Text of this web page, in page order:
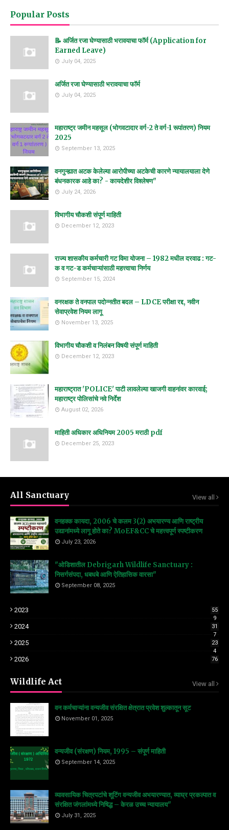
Popular Posts
📝 अर्जित रजा घेण्यासाठी भरावयाचा फॉर्म (Application for
Earned Leave)
July 04, 2025
अर्जित रजा घेण्यासाठी भरावयाचा फॉर्म
July 04, 2025
महाराष्ट्र जमीन महसूल (भोगवटादार वर्ग-2 ते वर्ग-1 रूपांतरण) नियम
2025
September 13, 2025
वनगुन्ह्यात अटक केलेल्या आरोपीच्या अटकेची कारणे न्यायालयाला देणे
बंधनकारक आहे का? - कायदेशीर विश्लेषण"
July 24, 2026
विभागीय चौकशी संपूर्ण माहिती
December 12, 2023
राज्य शासकीय कर्मचारी गट विमा योजना – 1982 मधील दरवाढ : गट-
क व गट-ड कर्मचाऱ्यांसाठी महत्त्वाचा निर्णय
September 15, 2024
वनरक्षक ते वनपाल पदोन्नतीत बदल – LDCE परीक्षा रद्द, नवीन
सेवाप्रवेश नियम लागू
November 13, 2025
विभागीय चौकशी व निलंबन विषयी संपूर्ण माहिती
December 12, 2023
महाराष्ट्रात 'POLICE' पाटी लावलेल्या खाजगी वाहनांवर कारवाई;
महाराष्ट्र पोलिसांचे नवे निर्देश
August 02, 2026
माहिती अधिकार अधिनियम 2005 मराठी pdf
December 25, 2023
All Sanctuary View all
वनहक्क कायदा, 2006 चे कलम 3(2) अभयारण्य आणि राष्ट्रीय
उद्यानांमध्ये लागू होते का? MoEF&CC चे महत्त्वपूर्ण स्पष्टीकरण
July 23, 2026
"ओडिशातील Debrigarh Wildlife Sanctuary :
निसर्गसंपदा, धबधबे आणि ऐतिहासिक वारसा"
September 08, 2025
2023
55
9
2024
31
7
2025
23
4
2026 76
Wildlife Act View all
वन कर्मचाऱ्यांना वन्यजीव संरक्षित क्षेत्रात प्रवेश शुल्कातून सूट
November 01, 2025
वन्यजीव (संरक्षण) नियम, 1995 – संपूर्ण माहिती
September 14, 2025
व्यावसायिक चित्रपटांचे शूटिंग वन्यजीव अभयारण्यात, व्याघ्र प्रकल्पात व
संरक्षित जंगलांमध्ये निषिद्ध – केरळ उच्च न्यायालय"
July 31, 2025